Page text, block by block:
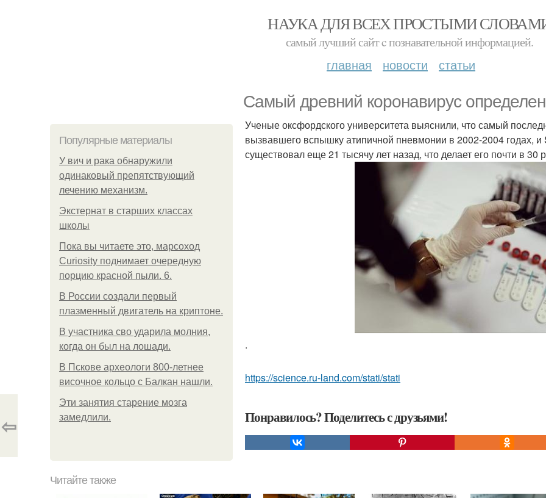
НАУКА ДЛЯ ВСЕХ ПРОСТЫМИ
самый лучший сайт c познавательной информацией.
главная новости статьи
Самый древний коронавирус
Популярные материалы
У вич и рака обнаружили
одинаковый препятствующий
лечению механизм.
Экстернат в старших классах
школы
Пока вы читаете это, марсоход
Curiosity поднимает очередную
порцию красной пыли. 6.
В России создали первый
плазменный двигатель на криптоне.
В участника сво ударила молния,
когда он был на лошади.
В Пскове археологи 800-летнее
височное кольцо с Балкан нашли.
Эти занятия старение мозга
замедлили.
Ученые оксфордского университета выяснили, что самый
вызвавшего вспышку атипичной пневмонии в 2002-2004 годах, и
существовал еще 21 тысячу лет назад, что делает его почти в
.
https://science.ru-land.com/stati/stati
Понравилось? Поделитесь с друзьями!
⇦
Читайте также